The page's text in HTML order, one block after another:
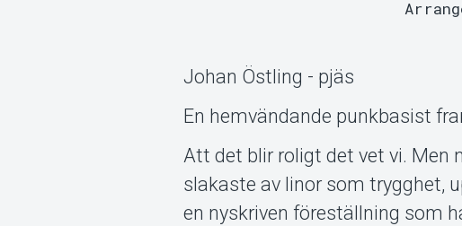
Johan Östling - pjäs
En hemvändande punkbasist
Att det blir roligt det vet vi. Men
slakaste av linor som trygghet,
en nyskriven föreställning som